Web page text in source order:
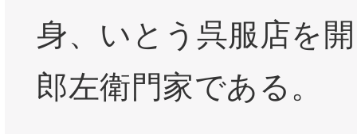
身、いとう呉服店を
郎左衛門家である。